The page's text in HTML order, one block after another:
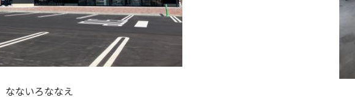
なないろななえ